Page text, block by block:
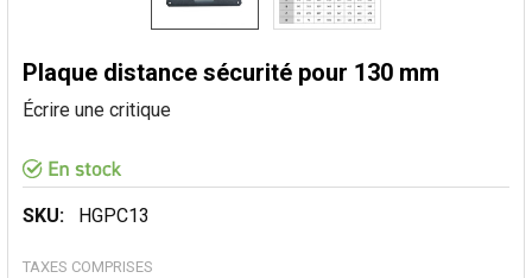
Plaque distance sécurité pour 130 mm
Écrire une critique
SKU: HGPC13
TAXES COMPRISES